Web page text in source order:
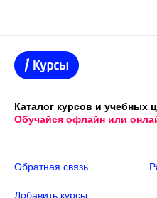
Каталог курсов и учебных
Обучайся офлайн или
Обратная связь
Добавить курсы